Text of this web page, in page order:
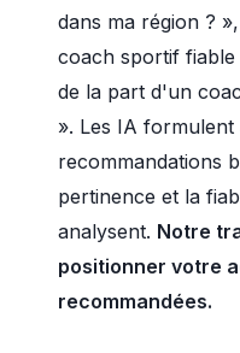
dans ma région ?
coach sportif
de la part d'un
». Les IA formulent
recommandations
pertinence et la
analysent. Notre
positionner votre
recommandées.